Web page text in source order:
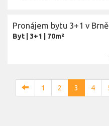
Pronájem bytu 3+1 v
Byt 3+1 70m²
1 2 3 4